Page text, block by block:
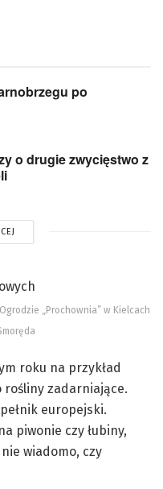
po
o drugie zwycięstwo z
„Prochownia” w Kielcach
roku na przykład
rośliny zadarniające.
europejski.
piwonie czy łubiny,
wiadomo, czy